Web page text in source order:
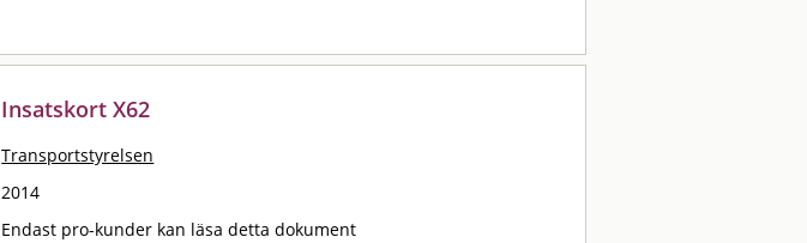
Insatskort X62
Transportstyrelsen
2014
Endast pro-kunder kan läsa detta dokument